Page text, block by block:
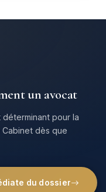
un avocat
pour la
dès que
du dossier